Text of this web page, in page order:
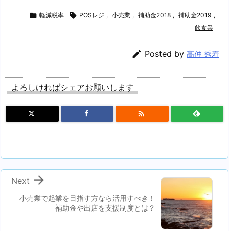
 軽減税率  POSレジ , 小売業 , 補助金2018 , 補助金2019 ,
飲食業
 Posted by 髙仲 秀寿
よろしければシェアお願いします

小売業で起業を目指す方なら活用すべき！
補助金や出店を支援制度とは？

Next